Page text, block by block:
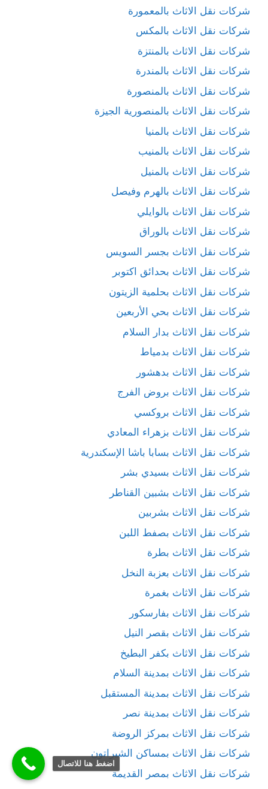
شركات نقل الاثاث بالمعمورة
شركات نقل الاثاث بالمكس
شركات نقل الاثاث بالمنتزة
شركات نقل الاثاث بالمندرة
شركات نقل الاثاث بالمنصورة
شركات نقل الاثاث بالمنصورية الجيزة
شركات نقل الاثاث بالمنيا
شركات نقل الاثاث بالمنيب
شركات نقل الاثاث بالمنيل
شركات نقل الاثاث بالهرم وفيصل
شركات نقل الاثاث بالوايلي
شركات نقل الاثاث بالوراق
شركات نقل الاثاث بجسر السويس
شركات نقل الاثاث بحدائق اكتوبر
شركات نقل الاثاث بحلمية الزيتون
شركات نقل الاثاث بحي الأربعين
شركات نقل الاثاث بدار السلام
شركات نقل الاثاث بدمياط
شركات نقل الاثاث بدهشور
شركات نقل الاثاث بروض الفرج
شركات نقل الاثاث بروكسي
شركات نقل الاثاث بزهراء المعادي
شركات نقل الاثاث بسابا باشا الإسكندرية
شركات نقل الاثاث بسيدي بشر
شركات نقل الاثاث بشبين القناطر
شركات نقل الاثاث بشربين
شركات نقل الاثاث بصفط اللبن
شركات نقل الاثاث بطرة
شركات نقل الاثاث بعزبة النخل
شركات نقل الاثاث بغمرة
شركات نقل الاثاث بفارسكور
شركات نقل الاثاث بقصر النيل
شركات نقل الاثاث بكفر البطيخ
شركات نقل الاثاث بمدينة السلام
شركات نقل الاثاث بمدينة المستقبل
شركات نقل الاثاث بمدينة نصر
شركات نقل الاثاث بمركز الروضة
شركات نقل الاثاث بمساكن الشيراتون
شركات نقل الاثاث بمصر القديمة
اضغط هنا للاتصال